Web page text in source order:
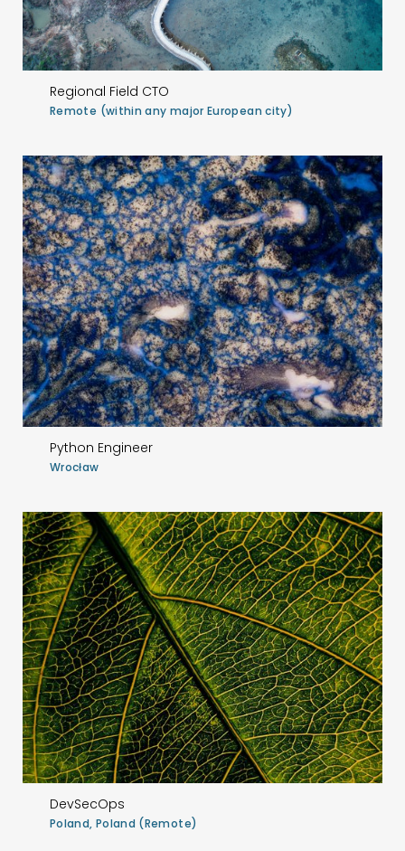
Regional Field CTO
Remote (within any major European city)
Python Engineer
Wrocław
DevSecOps
Poland, Poland (Remote)